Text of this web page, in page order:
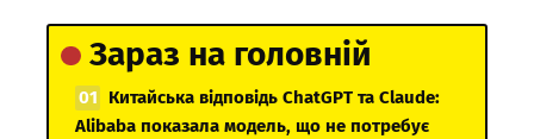
Зараз на головній
Китайська відповідь ChatGPT та Claude:
Alibaba показала модель, що не потребує